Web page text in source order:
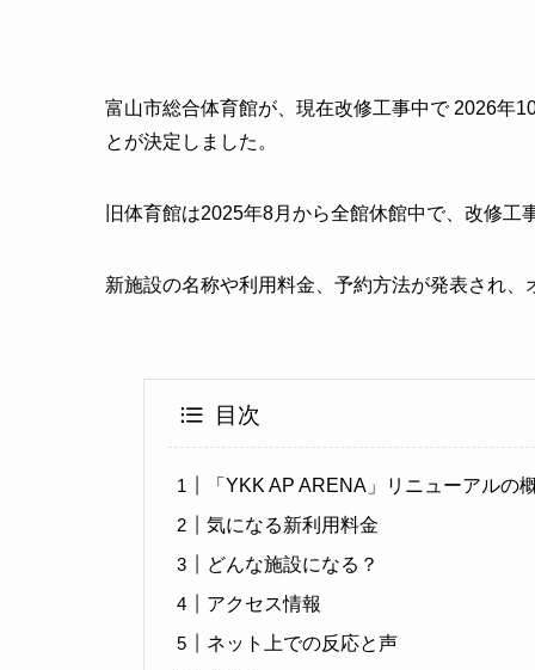
富山市総合体育館が、現在改修工事中で 2026年
とが決定しました。
旧体育館は2025年8月から全館休館中で、改修工
新施設の名称や利用料金、予約方法が発表され
目次
「YKK AP ARENA」リニューアルの
気になる新利用料金
どんな施設になる？
アクセス情報
ネット上での反応と声